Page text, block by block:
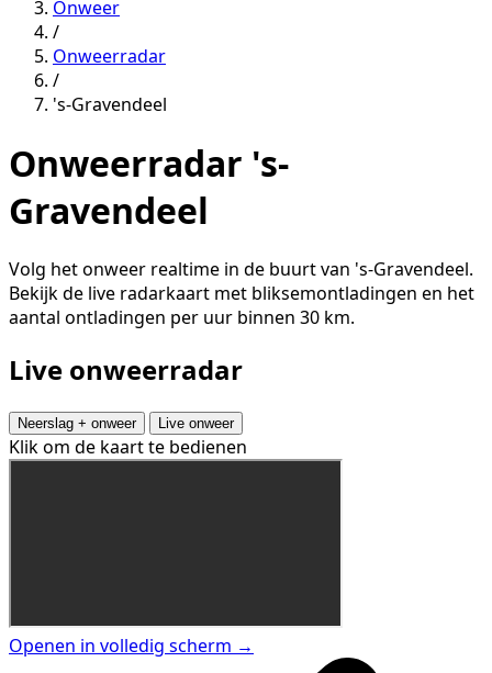
Onweer
/
Onweerradar
/
's-Gravendeel
Onweerradar 's-
Gravendeel
Volg het onweer realtime in de buurt van 's-Gravendeel.
Bekijk de live radarkaart met bliksemontladingen en het
aantal ontladingen per uur binnen 30 km.
Live onweerradar
Neerslag + onweer Live onweer
Klik om de kaart te bedienen
Openen in volledig scherm →